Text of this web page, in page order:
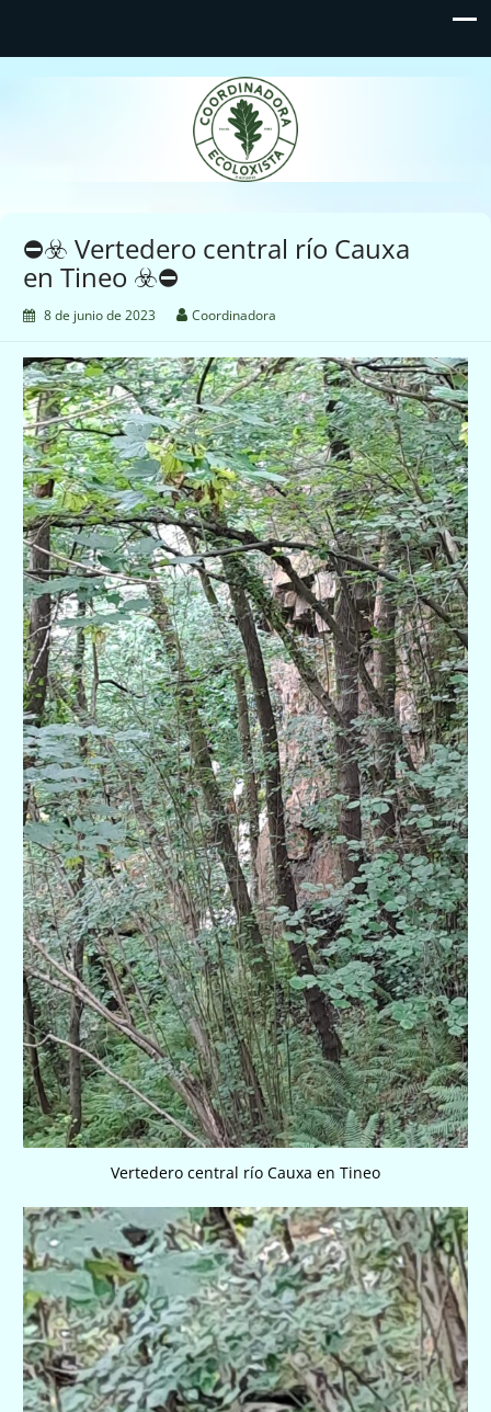
Coordinadora Ecoloxista
d'Asturies
⛔️☣️ Vertedero central río Cauxa
en Tineo ☣️⛔️
8 de junio de 2023 Coordinadora
Vertedero central río Cauxa en Tineo